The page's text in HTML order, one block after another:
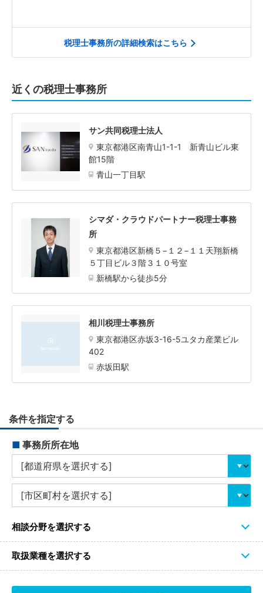
税理士事務所の詳細検索はこちら
近くの税理士事務所
サン共同税理士法人
東京都港区南青山1-1-1 新青山ビル東
館15階
青山一丁目駅
シマダ・クラウドパートナー税理士事務
所
東京都港区新橋５−１２−１１天翔新橋
５丁目ビル３階３１０号室
新橋駅から徒歩5分
相川税理士事務所
東京都港区赤坂3-16-5ユタカ産業ビル
402
赤坂田駅
条件を指定する
■ 事務所所在地
相談分野を選択する
取扱業種を選択する